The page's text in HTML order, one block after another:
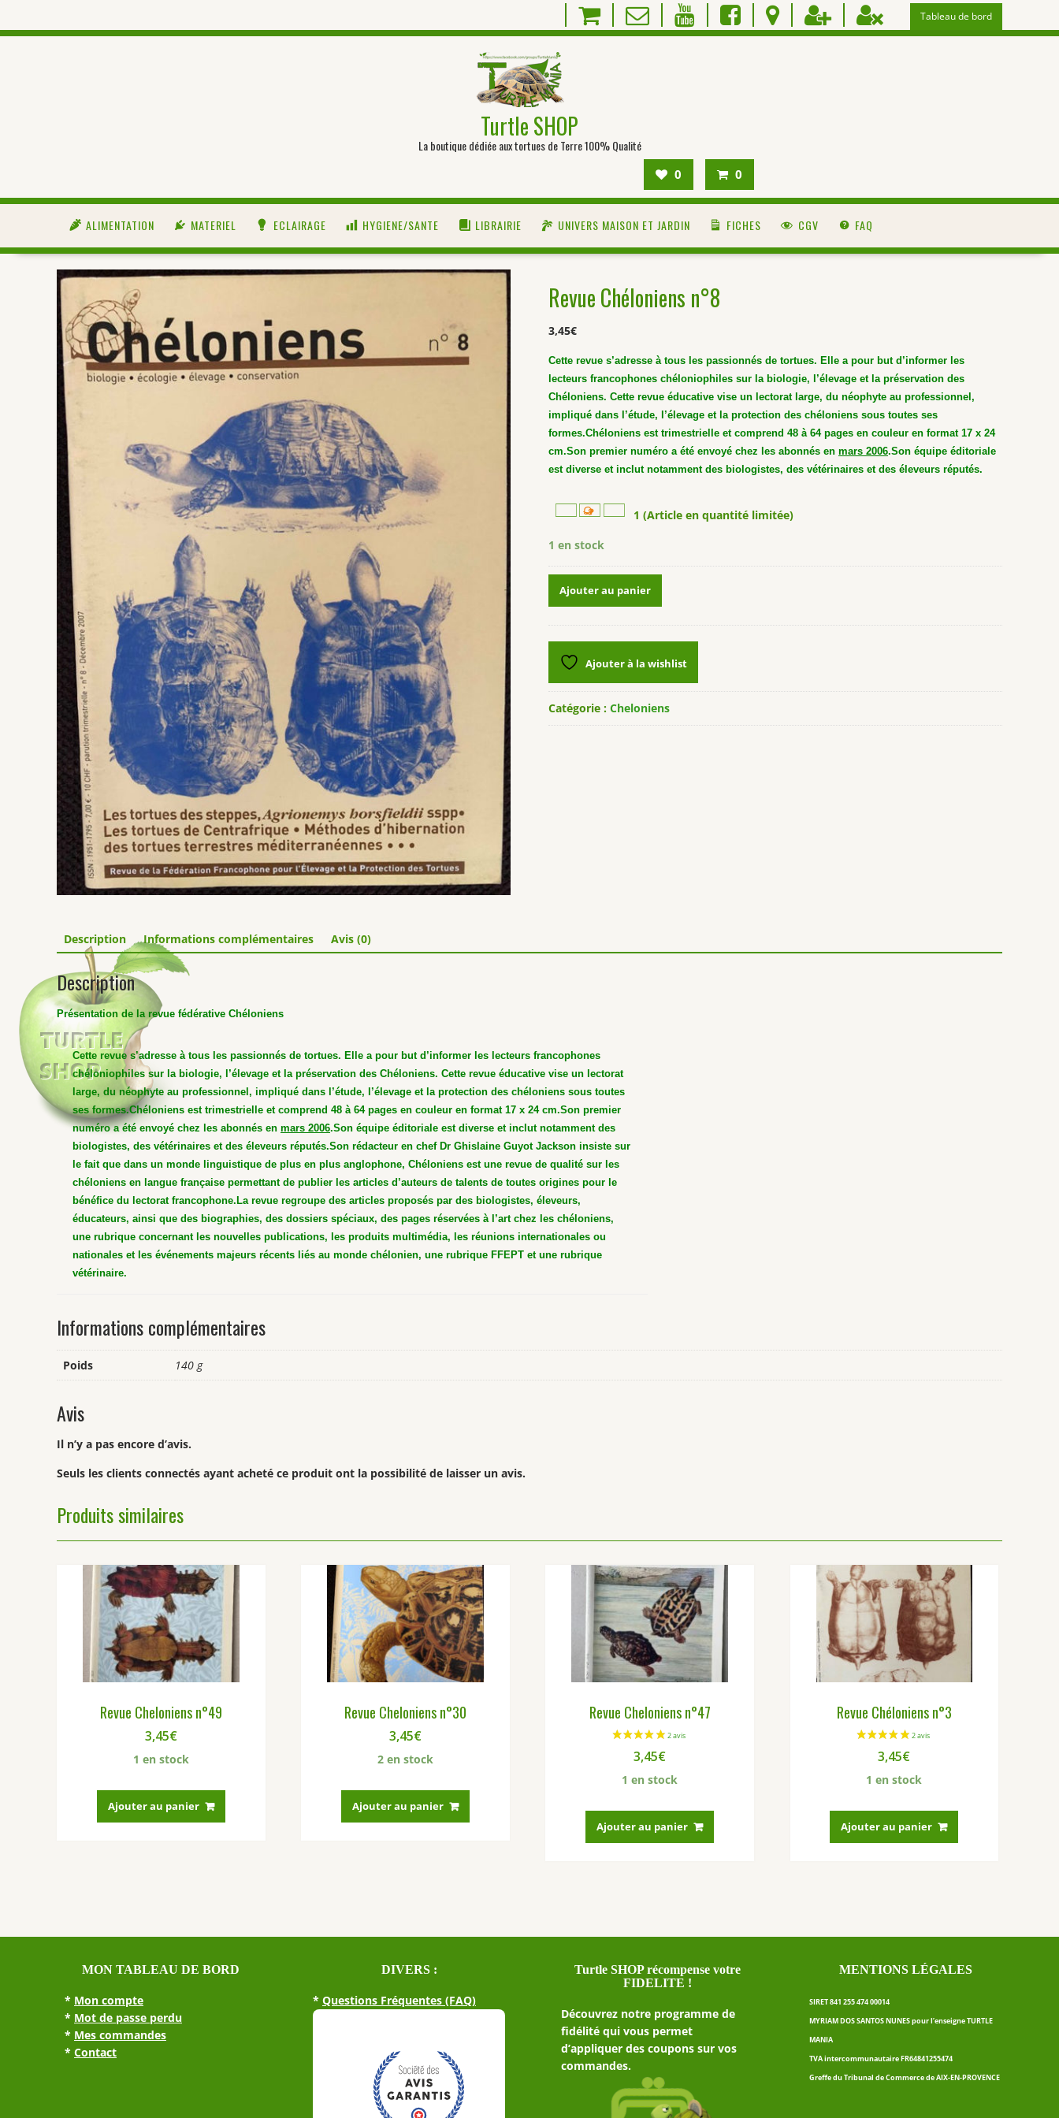
Tableau de bord
Turtle SHOP
La boutique dédiée aux tortues de Terre 100% Qualité
0 0
ALIMENTATION MATERIEL ECLAIRAGE HYGIENE/SANTE LIBRAIRIE UNIVERS MAISON ET JARDIN FICHES CGV FAQ
Revue Chéloniens n°8
3,45€
Cette revue s’adresse à tous les passionnés de tortues. Elle a pour but d’informer les
lecteurs francophones chéloniophiles sur la biologie, l’élevage et la préservation des
Chéloniens. Cette revue éducative vise un lectorat large, du néophyte au professionnel,
impliqué dans l’étude, l’élevage et la protection des chéloniens sous toutes ses
formes.Chéloniens est trimestrielle et comprend 48 à 64 pages en couleur en format 17 x 24
cm.Son premier numéro a été envoyé chez les abonnés en mars 2006.Son équipe éditoriale
est diverse et inclut notamment des biologistes, des vétérinaires et des éleveurs réputés.
1 (Article en quantité limitée)
1 en stock
n°8
Ajouter au panier
Ajouter à la wishlist
Catégorie : Cheloniens
Description Informations complémentaires Avis (0)
Description
Présentation de la revue fédérative Chéloniens
Cette revue s’adresse à tous les passionnés de tortues. Elle a pour but d’informer les lecteurs francophones
chéloniophiles sur la biologie, l’élevage et la préservation des Chéloniens. Cette revue éducative vise un lectorat
large, du néophyte au professionnel, impliqué dans l’étude, l’élevage et la protection des chéloniens sous toutes
ses formes.Chéloniens est trimestrielle et comprend 48 à 64 pages en couleur en format 17 x 24 cm.Son premier
numéro a été envoyé chez les abonnés en mars 2006.Son équipe éditoriale est diverse et inclut notamment des
biologistes, des vétérinaires et des éleveurs réputés.Son rédacteur en chef Dr Ghislaine Guyot Jackson insiste sur
le fait que dans un monde linguistique de plus en plus anglophone, Chéloniens est une revue de qualité sur les
chéloniens en langue française permettant de publier les articles d’auteurs de talents de toutes origines pour le
bénéfice du lectorat francophone.La revue regroupe des articles proposés par des biologistes, éleveurs,
éducateurs, ainsi que des biographies, des dossiers spéciaux, des pages réservées à l’art chez les chéloniens,
une rubrique concernant les nouvelles publications, les produits multimédia, les réunions internationales ou
nationales et les événements majeurs récents liés au monde chélonien, une rubrique FFEPT et une rubrique
vétérinaire.
Informations complémentaires
Poids 140 g
Avis
Il n’y a pas encore d’avis.
Seuls les clients connectés ayant acheté ce produit ont la possibilité de laisser un avis.
Produits similaires
Revue Cheloniens n°49
3,45€
1 en stock
Ajouter au panier
Revue Cheloniens n°30
3,45€
2 en stock
Ajouter au panier
Revue Cheloniens n°47
3,45€
1 en stock
Ajouter au panier
Revue Chéloniens n°3
3,45€
1 en stock
Ajouter au panier
MON TABLEAU DE BORD
* Mon compte
* Mot de passe perdu
* Mes commandes
* Contact
DIVERS :
* Questions Fréquentes (FAQ)
Turtle SHOP récompense votre
FIDELITE !
Découvrez notre programme de
fidélité qui vous permet
d’appliquer des coupons sur vos
commandes.
MENTIONS LÉGALES
SIRET 841 255 474 00014
MYRIAM DOS SANTOS NUNES pour l’enseigne TURTLE
MANIA
TVA intercommunautaire FR64841255474
Greffe du Tribunal de Commerce de AIX-EN-PROVENCE